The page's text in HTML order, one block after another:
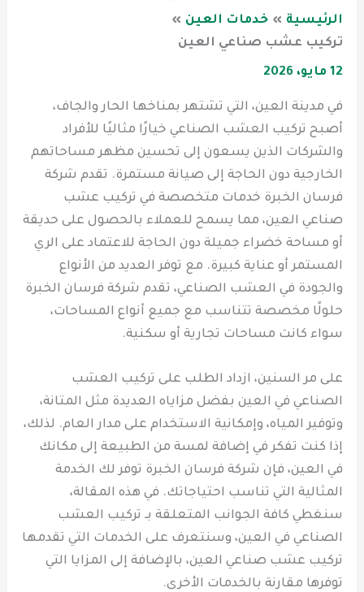
الرئيسية
خدمات العين
تركيب عشب صناعي العين
12 مايو، 2026
في مدينة العين، التي تشتهر بمناخها الحار والجاف،
أصبح تركيب العشب الصناعي خيارًا مثاليًا للأفراد
والشركات الذين يسعون إلى تحسين مظهر مساحاتهم
الخارجية دون الحاجة إلى صيانة مستمرة. تقدم شركة
فرسان الخبرة خدمات متخصصة في تركيب عشب
صناعي العين، مما يسمح للعملاء بالحصول على حديقة
أو مساحة خضراء جميلة دون الحاجة للاعتماد على الري
المستمر أو عناية كبيرة. مع توفر العديد من الأنواع
والجودة في العشب الصناعي، تقدم شركة فرسان الخبرة
حلولًا مخصصة تتناسب مع جميع أنواع المساحات،
سواء كانت مساحات تجارية أو سكنية.
على مر السنين، ازداد الطلب على تركيب العشب
الصناعي في العين بفضل مزاياه العديدة مثل المتانة،
وتوفير المياه، وإمكانية الاستخدام على مدار العام. لذلك،
إذا كنت تفكر في إضافة لمسة من الطبيعة إلى مكانك
في العين، فإن شركة فرسان الخبرة توفر لك الخدمة
المثالية التي تناسب احتياجاتك. في هذه المقالة،
سنغطي كافة الجوانب المتعلقة بـ تركيب العشب
الصناعي في العين، وسنتعرف على الخدمات التي تقدمها
تركيب عشب صناعي العين، بالإضافة إلى المزايا التي
توفرها مقارنة بالخدمات الأخرى.